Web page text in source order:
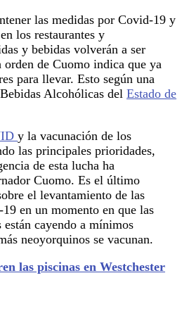
las medidas por Covid-19 y
los restaurantes y
y bebidas volverán a ser
de Cuomo indica que ya
para llevar. Esto según una
Alcohólicas del Estado de
y la vacunación de los
las principales prioridades,
de esta lucha ha
Cuomo. Es el último
el levantamiento de las
en un momento en que las
están cayendo a mínimos
neoyorquinos se vacunan.
las piscinas en Westchester